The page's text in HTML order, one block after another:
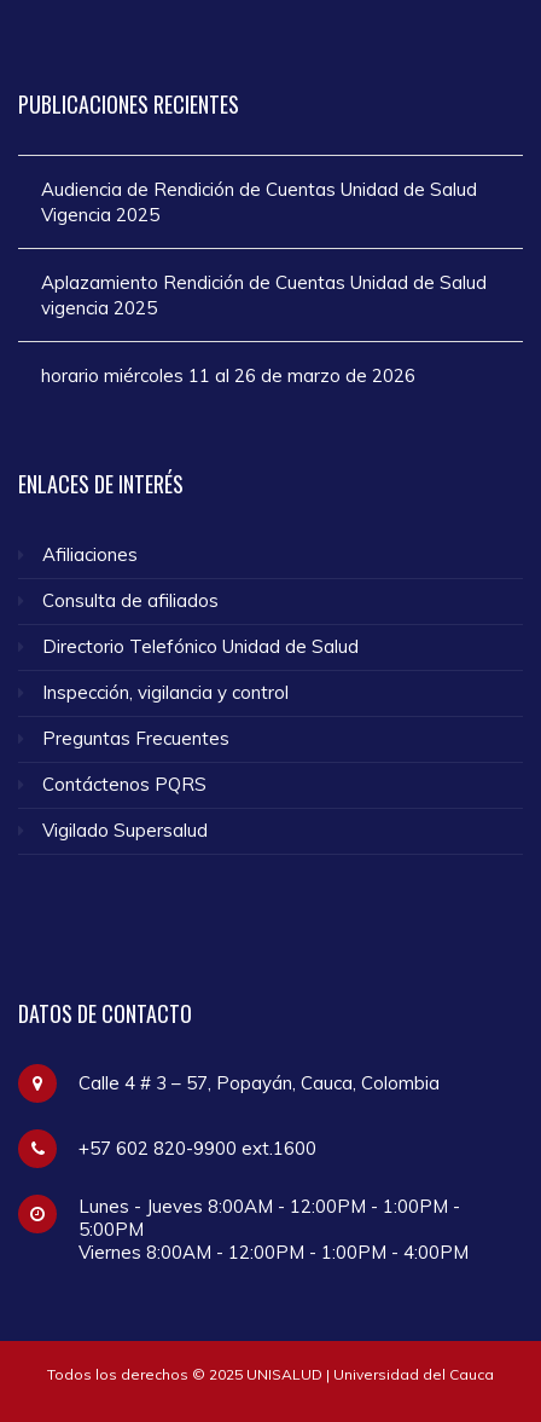
PUBLICACIONES RECIENTES
Audiencia de Rendición de Cuentas Unidad de Salud
Vigencia 2025
Aplazamiento Rendición de Cuentas Unidad de Salud
vigencia 2025
horario miércoles 11 al 26 de marzo de 2026
ENLACES DE INTERÉS
Afiliaciones
Consulta de afiliados
Directorio Telefónico Unidad de Salud
Inspección, vigilancia y control
Preguntas Frecuentes
Contáctenos PQRS
Vigilado Supersalud
DATOS DE CONTACTO
Calle 4 # 3 – 57, Popayán, Cauca, Colombia
+57 602 820-9900 ext.1600
Lunes - Jueves 8:00AM - 12:00PM - 1:00PM -
5:00PM
Viernes 8:00AM - 12:00PM - 1:00PM - 4:00PM
Todos los derechos © 2025 UNISALUD | Universidad del Cauca